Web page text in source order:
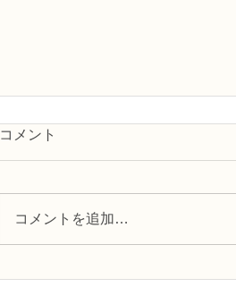
コメント
コメントを追加…